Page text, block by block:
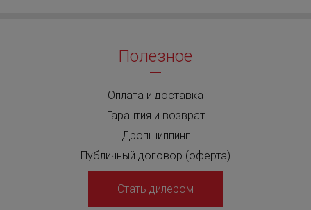
Полезное
Оплата и доставка
Гарантия и возврат
Дропшиппинг
Публичный договор (оферта)
Стать дилером